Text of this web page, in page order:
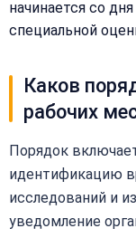
начинается со
специальной
Каков
рабочих
Порядок
идентификацию
исследований и
уведомление
Email:
Сообщение:
телефон
и
Имя: